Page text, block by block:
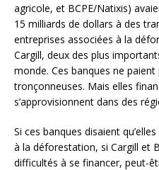
agricole, et BCPE/Natixis)
15 milliards de dollars à des
entreprises associées à la
Cargill, deux des plus
monde. Ces banques ne
tronçonneuses. Mais elles
s’approvisionnent dans des
Si ces banques disaient
à la déforestation, si Cargill et
difficultés à se financer, peut-